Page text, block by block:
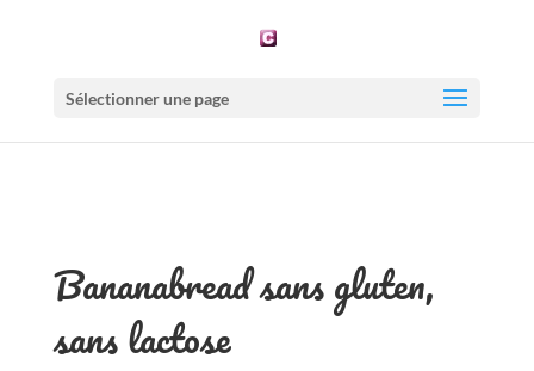
Sélectionner une page
Bananabread sans gluten,
sans lactose